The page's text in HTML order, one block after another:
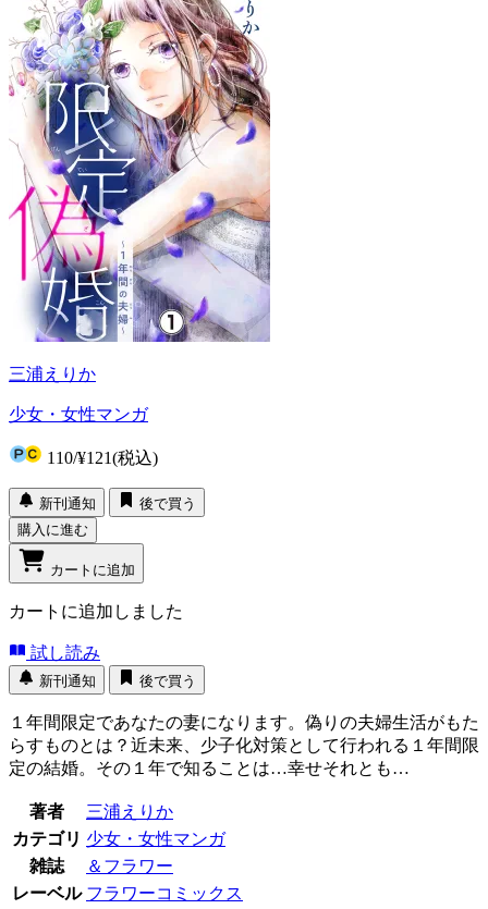
三浦えりか
少女・女性マンガ
110/¥121(税込)
新刊通知
後で買う
購入に進む
カートに追加
カートに追加しました
試し読み
新刊通知 後で買う
１年間限定であなたの妻になります。偽りの夫婦生活がもた
らすものとは？近未来、少子化対策として行われる１年間限
定の結婚。その１年で知ることは…幸せそれとも…
著者
三浦えりか
カテゴリ 少女・女性マンガ
雑誌
＆フラワー
レーベル フラワーコミックス